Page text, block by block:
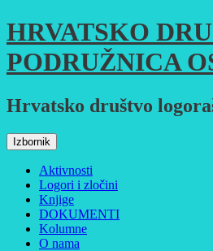
Skoči
do
sadržaja
HRVATSKO
PODRUŽNICA
Hrvatsko društvo
Izbornik
Aktivnosti
Logori i zločini
Knjige
DOKUMENTI
Kolumne
O nama